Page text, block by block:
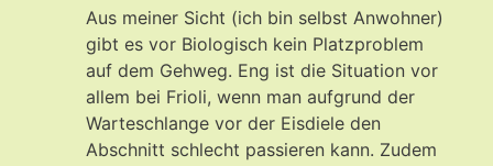
Aus meiner Sicht (ich bin selbst Anwohner)
gibt es vor Biologisch kein Platzproblem
auf dem Gehweg. Eng ist die Situation vor
allem bei Frioli, wenn man aufgrund der
Warteschlange vor der Eisdiele den
Abschnitt schlecht passieren kann. Zudem